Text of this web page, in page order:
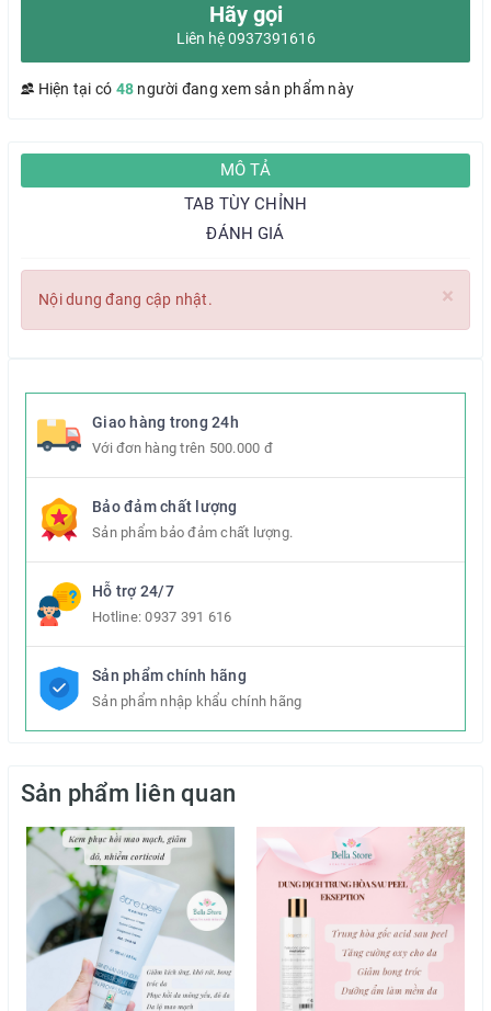
Hãy gọi
Liên hệ 0937391616
Hiện tại có 48 người đang xem sản phẩm này
MÔ TẢ
TAB TÙY CHỈNH
ĐÁNH GIÁ
×
Nội dung đang cập nhật.
Giao hàng trong 24h
Với đơn hàng trên 500.000 đ
Bảo đảm chất lượng
Sản phẩm bảo đảm chất lượng.
Hỗ trợ 24/7
Hotline:0937 391 616
Sản phẩm chính hãng
Sản phẩm nhập khẩu chính hãng
Sản phẩm liên quan